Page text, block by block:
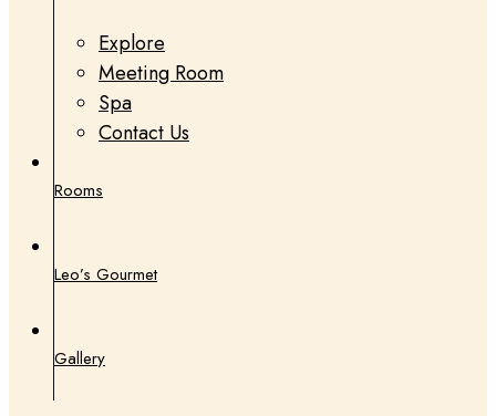
Explore
Meeting Room
Spa
Contact Us
Rooms
Leo’s Gourmet
Gallery